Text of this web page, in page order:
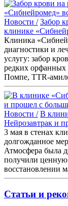
Новости / Забор
клинике
Клиника
диагностики и
услугу: забор
редких орфанных
Помпе, TTR-
Новости / В
Нейрозавтрак и
3 мая в стенах
долгожданное
Атмосфера была
получили
восстановлении
Статьи и